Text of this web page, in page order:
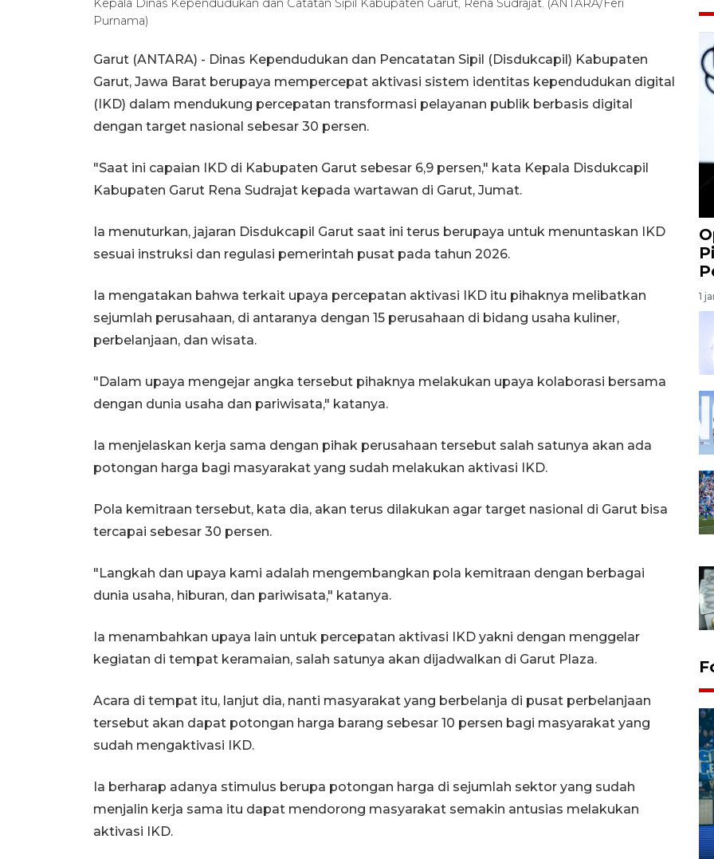
Kepala Dinas Kependudukan dan Catatan Sipil Kabupaten Garut, Rena Sudrajat. (ANTARA/Feri
Purnama)
Garut (ANTARA) - Dinas Kependudukan dan Pencatatan Sipil (Disdukcapil) Kabupaten
Garut, Jawa Barat berupaya mempercepat aktivasi sistem identitas kependudukan digital
(IKD) dalam mendukung percepatan transformasi pelayanan publik berbasis digital
dengan target nasional sebesar 30 persen.
"Saat ini capaian IKD di Kabupaten Garut sebesar 6,9 persen," kata Kepala Disdukcapil
Kabupaten Garut Rena Sudrajat kepada wartawan di Garut, Jumat.
Ia menuturkan, jajaran Disdukcapil Garut saat ini terus berupaya untuk menuntaskan IKD
sesuai instruksi dan regulasi pemerintah pusat pada tahun 2026.
Ia mengatakan bahwa terkait upaya percepatan aktivasi IKD itu pihaknya melibatkan
sejumlah perusahaan, di antaranya dengan 15 perusahaan di bidang usaha kuliner,
perbelanjaan, dan wisata.
"Dalam upaya mengejar angka tersebut pihaknya melakukan upaya kolaborasi bersama
dengan dunia usaha dan pariwisata," katanya.
Ia menjelaskan kerja sama dengan pihak perusahaan tersebut salah satunya akan ada
potongan harga bagi masyarakat yang sudah melakukan aktivasi IKD.
Pola kemitraan tersebut, kata dia, akan terus dilakukan agar target nasional di Garut bisa
tercapai sebesar 30 persen.
"Langkah dan upaya kami adalah mengembangkan pola kemitraan dengan berbagai
dunia usaha, hiburan, dan pariwisata," katanya.
Ia menambahkan upaya lain untuk percepatan aktivasi IKD yakni dengan menggelar
kegiatan di tempat keramaian, salah satunya akan dijadwalkan di Garut Plaza.
Acara di tempat itu, lanjut dia, nanti masyarakat yang berbelanja di pusat perbelanjaan
tersebut akan dapat potongan harga barang sebesar 10 persen bagi masyarakat yang
sudah mengaktivasi IKD.
Ia berharap adanya stimulus berupa potongan harga di sejumlah sektor yang sudah
menjalin kerja sama itu dapat mendorong masyarakat semakin antusias melakukan
aktivasi IKD.
1
Penutupan latihan bela negara